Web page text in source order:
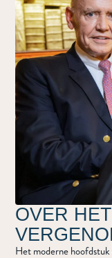
OVER
Het moderne